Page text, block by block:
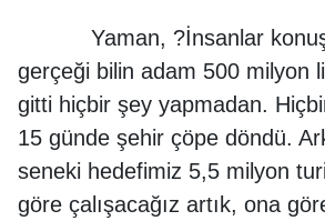
Yaman, ?İnsanlar
gerçeği bilin adam 500 milyon
gitti hiçbir şey yapmadan.
15 günde şehir çöpe döndü.
seneki hedefimiz 5,5 milyon
göre çalışacağız artık, ona